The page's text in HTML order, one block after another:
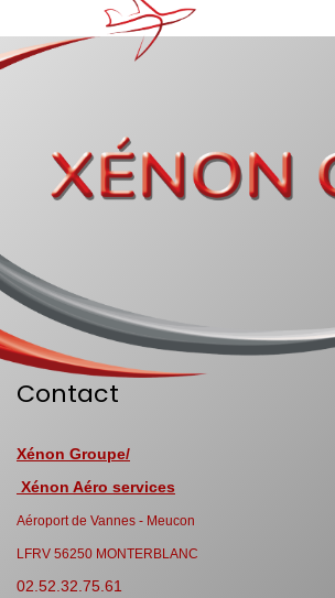
Contact
Xénon Groupe/
Xénon Aéro services
Aéroport de Vannes - Meucon
LFRV 56250 MONTERBLANC
02.52.32.75.61